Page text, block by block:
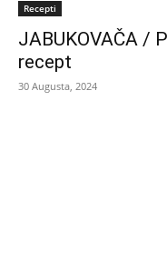
Recepti
JABUKOVAČA /
recept
30 Augusta, 2024